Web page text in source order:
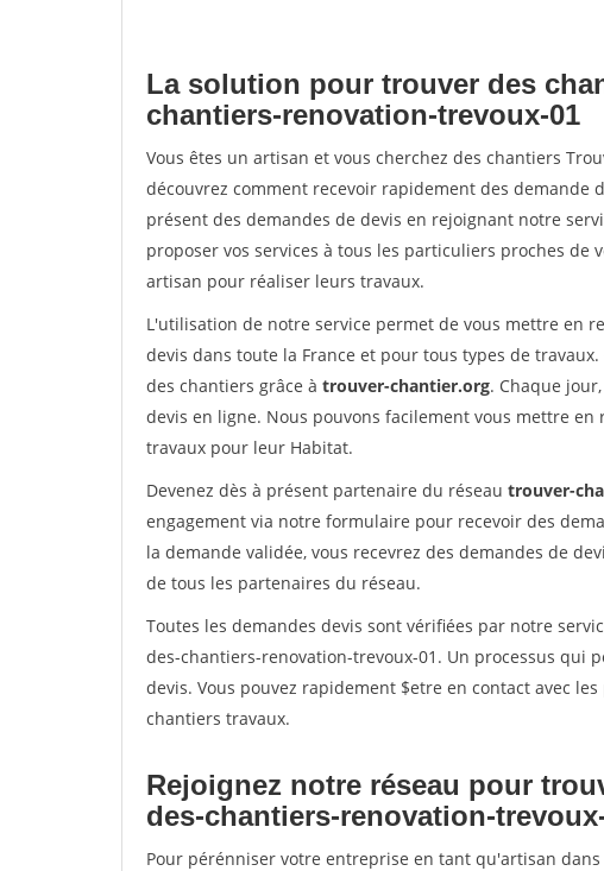
La solution pour trouver des
chantiers-renovation-trevoux-01
Vous êtes un artisan et vous cherchez des chantiers
découvrez comment recevoir rapidement des demande
présent des demandes de devis en rejoignant notre
proposer vos services à tous les particuliers proches
artisan pour réaliser leurs travaux.
L'utilisation de notre service permet de vous mettre en
devis dans toute la France et pour tous types de
des chantiers grâce à trouver-chantier.org. Chaque
devis en ligne. Nous pouvons facilement vous mettre
travaux pour leur Habitat.
Devenez dès à présent partenaire du réseau trouver-
engagement via notre formulaire pour recevoir des
la demande validée, vous recevrez des demandes de
de tous les partenaires du réseau.
Toutes les demandes devis sont vérifiées par notre
des-chantiers-renovation-trevoux-01. Un processus qui
devis. Vous pouvez rapidement $etre en contact avec
chantiers travaux.
Rejoignez notre réseau pour
des-chantiers-renovation-
Pour pérénniser votre entreprise en tant qu'artisan